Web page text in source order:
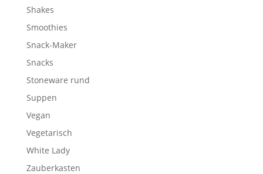
Shakes
Smoothies
Snack-Maker
Snacks
Stoneware rund
Suppen
Vegan
Vegetarisch
White Lady
Zauberkasten